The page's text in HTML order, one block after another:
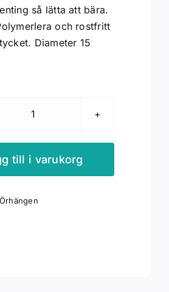
så lätta att bära.
och rostfritt
Diameter 15
Örhängen
mängd
till i varukorg
Örhängen